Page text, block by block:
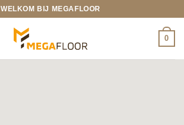
WELKOM BIJ MEGAFLOOR
0